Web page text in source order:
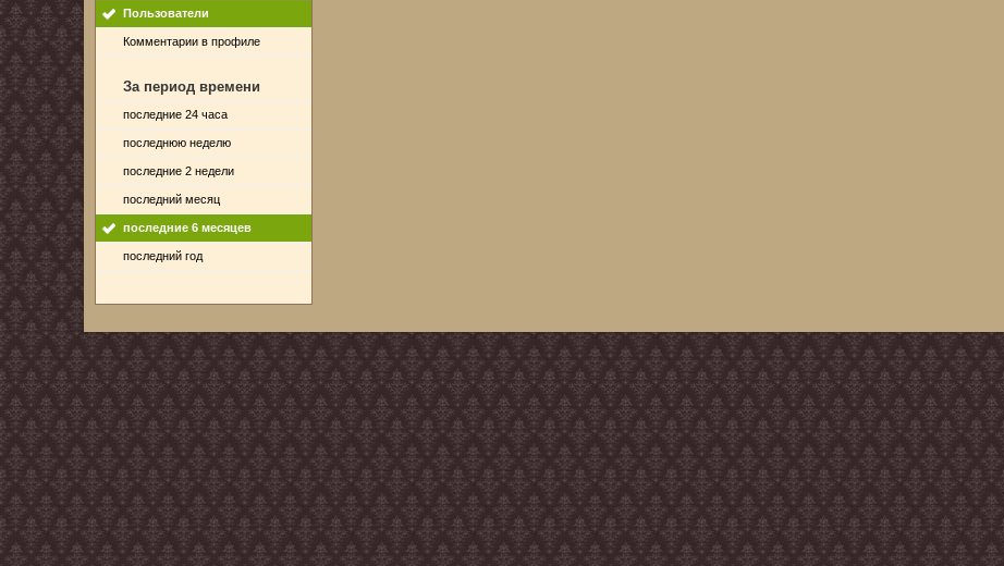
Пользователи
Комментарии в профиле
За период времени
последние 24 часа
последнюю неделю
последние 2 недели
последний месяц
последние 6 месяцев
последний год